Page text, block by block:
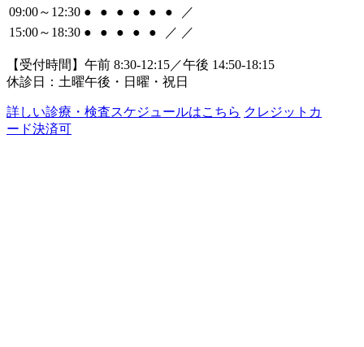
09:00～12:30 ● ● ● ● ● ●
／
15:00～18:30 ● ● ● ● ● ／ ／
【受付時間】午前 8:30-12:15／午後 14:50-18:15
休診日：土曜午後・日曜・祝日
詳しい診療・検査スケジュールはこちら クレジットカ
ード決済可